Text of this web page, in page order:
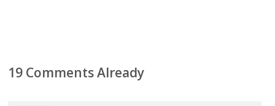
19 Comments Already